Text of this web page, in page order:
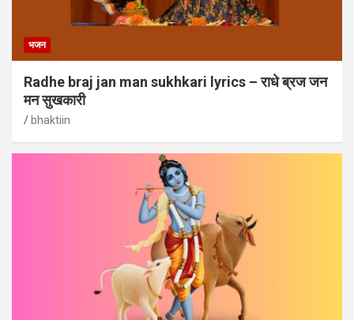
भजन
Radhe braj jan man sukhkari lyrics – राधे ब्रज जन
मन सुखकारी
bhaktiin